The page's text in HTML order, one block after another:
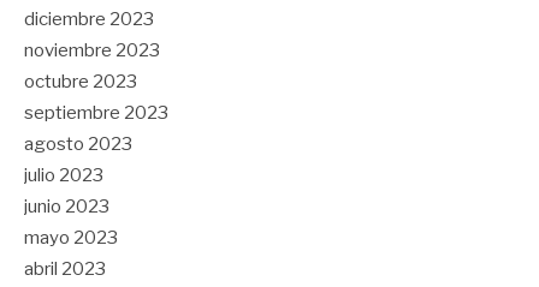
diciembre 2023
noviembre 2023
octubre 2023
septiembre 2023
agosto 2023
julio 2023
junio 2023
mayo 2023
abril 2023